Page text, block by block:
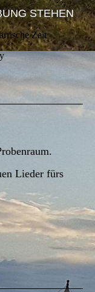
STEHEN
Zeit
Lieder fürs